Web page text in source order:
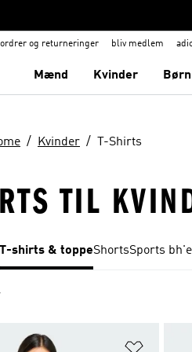
ordrer og returneringer bliv medlem
Mænd Kvinder Børn
Kvinder T-Shirts
TIL
T-shirts & toppeShortsSports